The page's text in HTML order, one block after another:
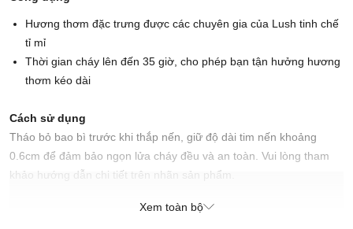
Hương thơm đặc trưng được các chuyên gia của Lush tinh chế
tỉ mỉ
Thời gian cháy lên đến 35 giờ, cho phép bạn tận hưởng hương
thơm kéo dài
Cách sử dụng
Tháo bỏ bao bì trước khi thắp nến, giữ độ dài tim nến khoảng
0.6cm để đảm bảo ngọn lửa cháy đều và an toàn. Vui lòng tham
khảo hướng dẫn chi tiết trên nhãn sản phẩm.
Đốt nến trong tầm quan sát. Tránh xa những thứ bắt lửa.
Xem toàn bộ